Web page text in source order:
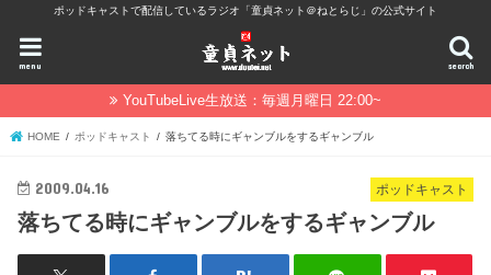
ポッドキャストで配信しているラジオ「童貞ネット＠ねとらじ」の公式サイト
search
menu
YouTubeLive生放送：毎週月曜日 22:00~
HOME ポッドキャスト 落ちてる時にギャンブルをするギャンブル
ポッドキャスト
2009.04.16
落ちてる時にギャンブルをするギャンブル